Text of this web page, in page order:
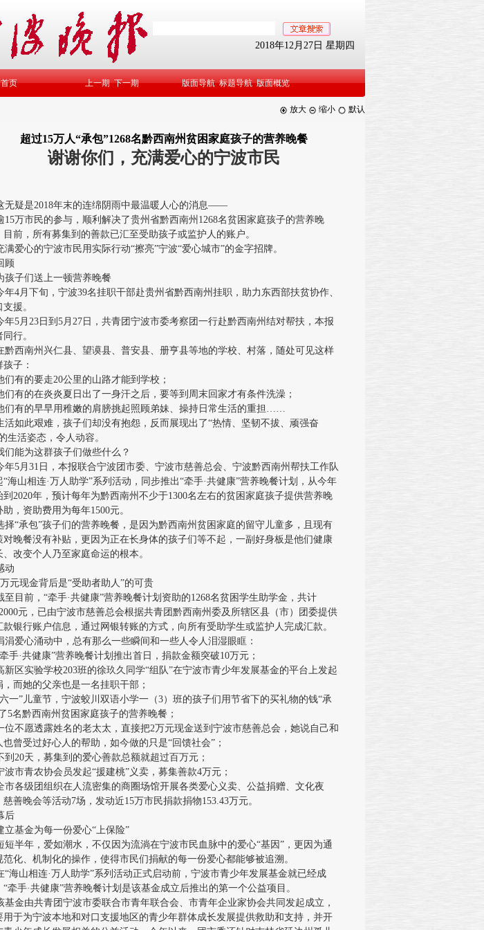
2018年12月27日 星期四
页 上一期 下一期 版面导航 标题导航 版面概览
放大 缩小 默认
超过15万人“承包”1268名黔西南州贫困家庭孩子的营养晚餐
谢谢你们，充满爱心的宁波市民
疑是2018年末的连绵阴雨中最温暖人心的消息——
万市民的参与，顺利解决了贵州省黔西南州1268名贫困家庭孩子的营养晚
目前，所有募集到的善款已汇至受助孩子或监护人的账户。
爱心的宁波市民用实际行动“擦亮”宁波“爱心城市”的金字招牌。
子们送上一顿营养晚餐
4月下旬，宁波39名挂职干部赴贵州省黔西南州挂职，助力东西部扶贫协作、
援。
5月23日到5月27日，共青团宁波市委考察团一行赴黔西南州结对帮扶，本报
行。
西南州兴仁县、望谟县、普安县、册亨县等地的学校、村落，随处可见这样
子：
有的要走20公里的山路才能到学校；
有的在炎炎夏日出了一身汗之后，要等到周末回家才有条件洗澡；
有的早早用稚嫩的肩膀挑起照顾弟妹、操持日常生活的重担……
如此艰难，孩子们却没有抱怨，反而展现出了“热情、坚韧不拔、顽强奋
生活姿态，令人动容。
能为这群孩子们做些什么？
5月31日，本报联合宁波团市委、宁波市慈善总会、宁波黔西南州帮扶工作队
“海山相连·万人助学”系列活动，同步推出“牵手·共健康”营养晚餐计划，从今年
到2020年，预计每年为黔西南州不少于1300名左右的贫困家庭孩子提供营养晚
助，资助费用为每年1500元。
“承包”孩子们的营养晚餐，是因为黔西南州贫困家庭的留守儿童多，且现有
对晚餐没有补贴，更因为正在长身体的孩子们等不起，一副好身板是他们健康
、改变个人乃至家庭命运的根本。
元现金背后是“受助者助人”的可贵
目前，“牵手·共健康”营养晚餐计划资助的1268名贫困学生助学金，共计
元，已由宁波市慈善总会根据共青团黔西南州委及所辖区县（市）团委提供
款银行账户信息，通过网银转账的方式，向所有受助学生或监护人完成汇款。
爱心涌动中，总有那么一些瞬间和一些人令人泪湿眼眶：
手·共健康”营养晚餐计划推出首日，捐款金额突破10万元；
区实验学校203班的徐玖久同学“组队”在宁波市青少年发展基金的平台上发起
，而她的父亲也是一名挂职干部；
一”儿童节，宁波蛟川双语小学一（3）班的孩子们用节省下的买礼物的钱“承
5名黔西南州贫困家庭孩子的营养晚餐；
不愿透露姓名的老太太，直接把2万元现金送到宁波市慈善总会，她说自己和
也曾受过好心人的帮助，如今做的只是“回馈社会”；
20天，募集到的爱心善款总额就超过百万元；
市青农协会员发起“援建桃”义卖，募集善款4万元；
各级团组织在人流密集的商圈场馆开展各类爱心义卖、公益捐赠、文化夜
慈善晚会等活动7场，发动近15万市民捐款捐物153.43万元。
后
基金为每一份爱心“上保险”
半年，爱如潮水，不仅因为流淌在宁波市民血脉中的爱心“基因”，更因为通
范化、机制化的操作，使得市民们捐献的每一份爱心都能够被追溯。
海山相连·万人助学”系列活动正式启动前，宁波市青少年发展基金就已经成
“牵手·共健康”营养晚餐计划是该基金成立后推出的第一个公益项目。
金由共青团宁波市委联合市青年联合会、市青年企业家协会共同发起成立，
用于为宁波本地和对口支援地区的青少年群体成长发展提供救助和支持，并开